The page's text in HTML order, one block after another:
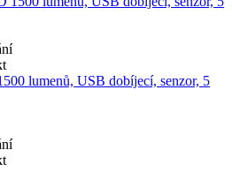
lumenů, USB dobíjecí, senzor, 5